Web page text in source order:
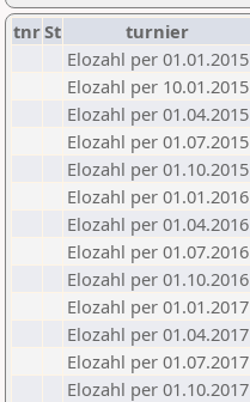
tnrSt turnier
Elozahl per 01.01.2015
Elozahl per 10.01.2015
Elozahl per 01.04.2015
Elozahl per 01.07.2015
Elozahl per 01.10.2015
Elozahl per 01.01.2016
Elozahl per 01.04.2016
Elozahl per 01.07.2016
Elozahl per 01.10.2016
Elozahl per 01.01.2017
Elozahl per 01.04.2017
Elozahl per 01.07.2017
Elozahl per 01.10.2017